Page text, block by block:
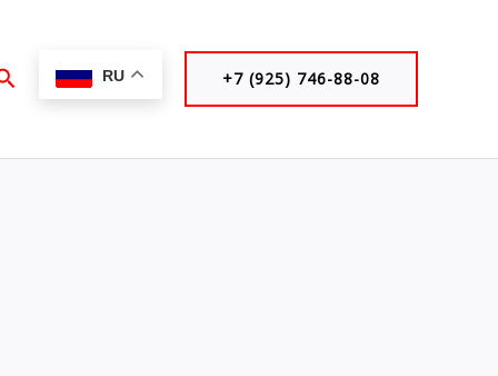
RU +7 (925) 746-88-08